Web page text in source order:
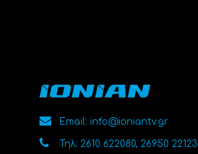
Email: info@ioniantv.gr
Τηλ: 2610 622080, 26950 22123